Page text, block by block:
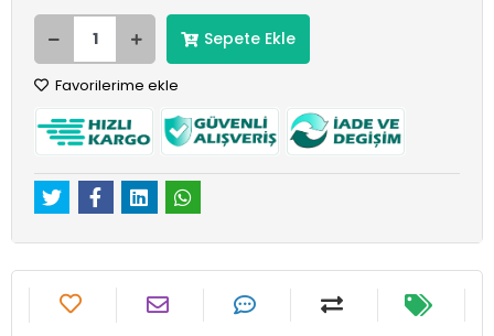
Sepete Ekle
Favorilerime ekle